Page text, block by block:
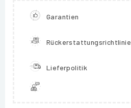
Garantien
Rückerstattungsrichtlinie
Lieferpolitik